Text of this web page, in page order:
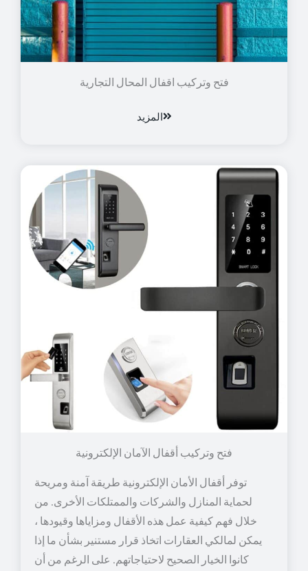
فتح وتركيب اقفال المحال التجارية
المزيد
توفر أقفال الأمان الإلكترونية طريقة آمنة ومريحة
لحماية المنازل والشركات والممتلكات الأخرى. من
خلال فهم كيفية عمل هذه الأقفال ومزاياها وقيودها ،
يمكن لمالكي العقارات اتخاذ قرار مستنير بشأن ما إذا
كانوا الخيار الصحيح لاحتياجاتهم. على الرغم من أن